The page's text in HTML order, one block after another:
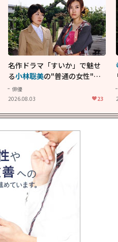
名作ドラマ「すいか」で魅せ
る小林聡美の"普通の女性"が
大人に刺さる...映画「かもめ
食堂」にも通じる静かな芝居
俳優
2026.08.03
23